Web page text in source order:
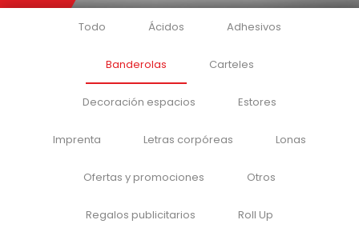
Todo Ácidos Adhesivos
Banderolas Carteles
Decoración espacios Estores
Imprenta Letras corpóreas Lonas
Ofertas y promociones Otros
Regalos publicitarios Roll Up